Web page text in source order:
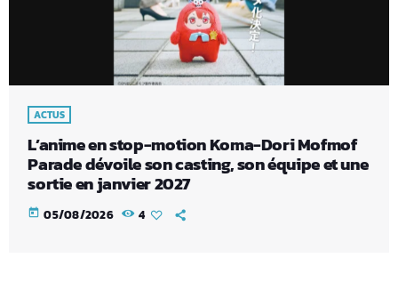
ACTUS
L’anime en stop-motion Koma-Dori Mofmof
Parade dévoile son casting, son équipe et une
sortie en janvier 2027
today 05/08/2026 4